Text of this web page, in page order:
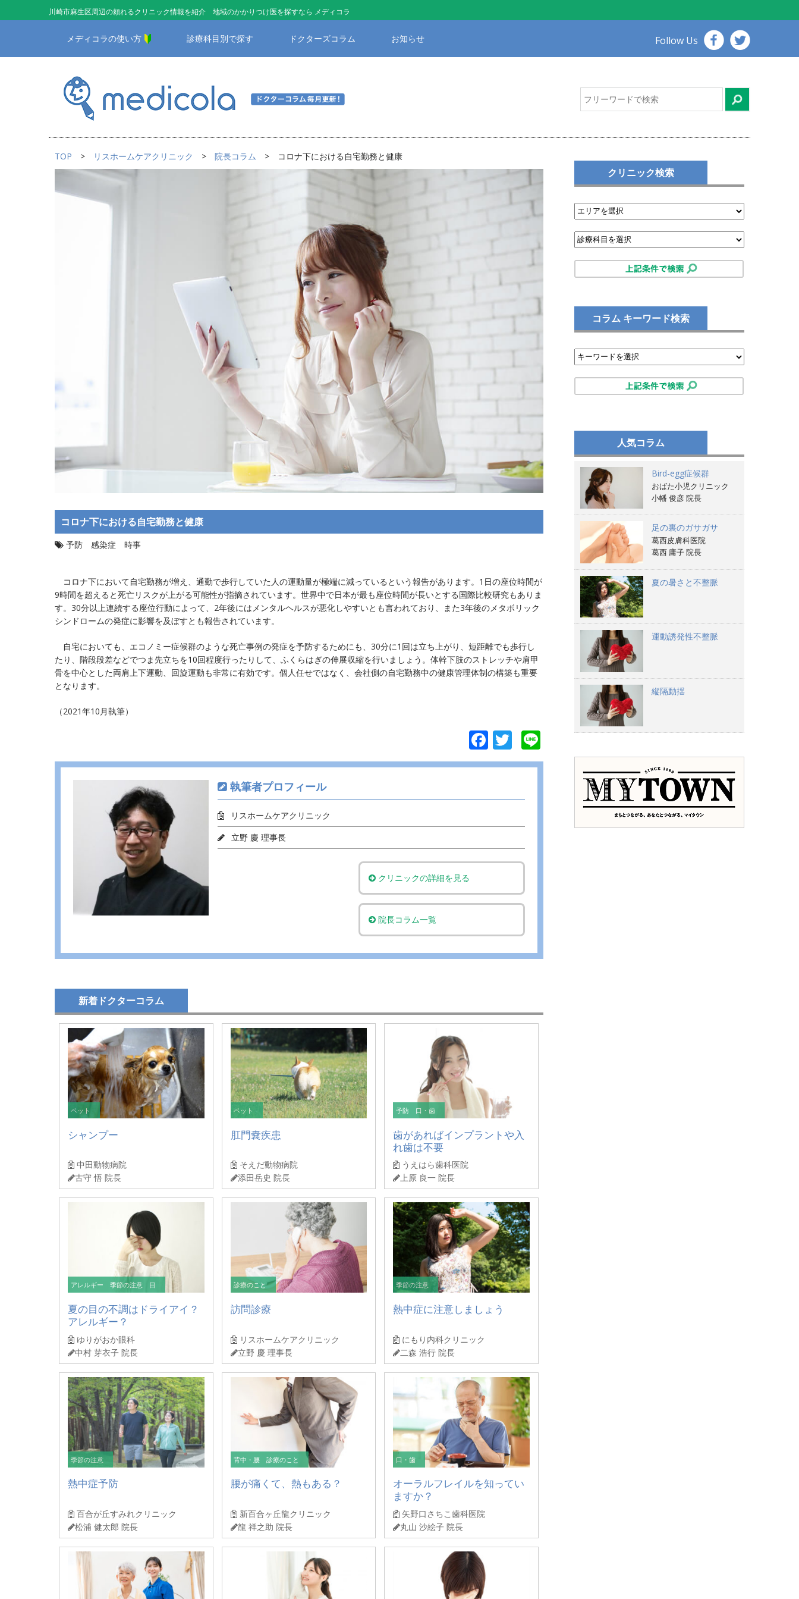
川崎市麻生区周辺の頼れるクリニック情報を紹介 地域のかかりつけ医を探すなら メディコラ
メディコラの使い方 診療科目別で探す ドクターズコラム お知らせ Follow Us
TOP リスホームケアクリニック 院長コラム コロナ下における自宅勤務と健康
コロナ下における自宅勤務と健康
予防 感染症 時事
コロナ下において自宅勤務が増え、通勤で歩行していた人の運動量が極端に減っているという報告があります。1日の座位時間が
9時間を超えると死亡リスクが上がる可能性が指摘されています。世界中で日本が最も座位時間が長いとする国際比較研究もありま
す。30分以上連続する座位行動によって、2年後にはメンタルヘルスが悪化しやすいとも言われており、また3年後のメタボリック
シンドロームの発症に影響を及ぼすとも報告されています。
自宅においても、エコノミー症候群のような死亡事例の発症を予防するためにも、30分に1回は立ち上がり、短距離でも歩行し
たり、階段段差などでつま先立ちを10回程度行ったりして、ふくらはぎの伸展収縮を行いましょう。体幹下肢のストレッチや肩甲
骨を中心とした両肩上下運動、回旋運動も非常に有効です。個人任せではなく、会社側の自宅勤務中の健康管理体制の構築も重要
となります。
（2021年10月執筆）
F
ac
b
o
k
T
w
er
執筆者プロフィール
リスホームケアクリニック
立野 慶 理事長
クリニックの詳細を見る
院長コラム一覧
新着ドクターコラム
ペット
シャンプー
中田動物病院
古守 悟 院長
ペット
肛門嚢疾患
そえだ動物病院
添田岳史 院長
予防 口・歯
歯があればインプラントや入
れ歯は不要
うえはら歯科医院
上原 良一 院長
アレルギー 季節の注意 目
夏の目の不調はドライアイ？
アレルギー？
ゆりがおか眼科
中村 芽衣子 院長
診療のこと
訪問診療
リスホームケアクリニック
立野 慶 理事長
季節の注意
熱中症に注意しましょう
にもり内科クリニック
二森 浩行 院長
季節の注意
熱中症予防
百合が丘すみれクリニック
松浦 健太郎 院長
背中・腰 診療のこと
腰が痛くて、熱もある？
新百合ヶ丘龍クリニック
龍 祥之助 院長
口・歯
オーラルフレイルを知ってい
ますか？
矢野口さちこ歯科医院
丸山 沙絵子 院長
クリニック検索
コラム キーワード検索
人気コラム
Bird-egg症候群
おばた小児クリニック
小幡 俊彦 院長
足の裏のガサガサ
葛西皮膚科医院
葛西 庸子 院長
夏の暑さと不整脈
運動誘発性不整脈
縦隔動揺